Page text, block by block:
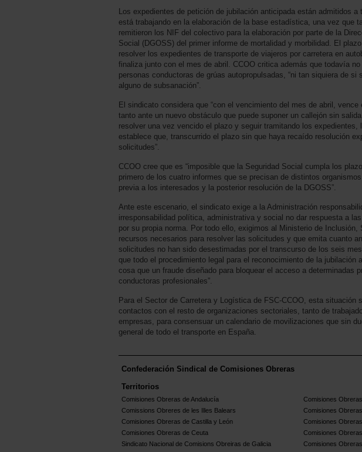
Los expedientes de petición de jubilación anticipada están admitidos
está trabajando en la elaboración de la base estadística, una vez que
remitieron los NIF del colectivo para la elaboración por parte de la
Social (DGOSS) del primer informe de mortalidad y morbilidad. El
resolver los expedientes de transporte de viajeros por carretera en
finaliza junto con el mes de abril. CCOO critica además que todavía
personas conductoras de grúas autopropulsadas, “ni tan siquiera de
alguno de subsanación”.
El sindicato considera que “con el vencimiento del mes de abril,
tanto ante un nuevo obstáculo que puede suponer un callejón sin
resolver una vez vencido el plazo y seguir tramitando los
establece que, transcurrido el plazo sin que haya recaído resolución
solicitudes”.
CCOO cree que es “imposible que la Seguridad Social cumpla los
primero de los cuatro informes que se precisan de distintos
previa a los interesados y la posterior resolución de la DGOSS”.
Ante este escenario, el sindicato exige a la Administración
irresponsabilidad política, administrativa y social no dar respuesta a
por su propia norma. Por todo ello, exigimos al Ministerio de
recursos necesarios para resolver las solicitudes y que emita cuanto
solicitudes no han sido desestimadas por el transcurso de los seis
que todo el procedimiento legal para el reconocimiento de la jubilación
cosa que un fraude diseñado para bloquear el acceso a determinadas
conductoras profesionales”.
Para el Sector de Carretera y Logística de FSC-CCOO, esta situación
contactos con el resto de organizaciones sectoriales, tanto de
empresas, para consensuar un calendario de movilizaciones que sin
general de todo el transporte en España.
Confederación Sindical de Comisiones Obreras
Territorios
Comisiones Obreras de Andalucía Comisiones
Comissions Obreres de les Illes Balears
Comisiones
Comisiones Obreras de Castilla y León
Comisiones
Comisiones Obreras de Ceuta
Comisiones
Sindicato Nacional de Comisions Obreiras de Galicia
Comisiones